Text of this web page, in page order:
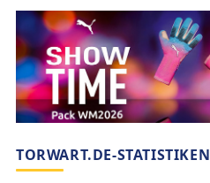
TORWART.DE-STATISTIKEN